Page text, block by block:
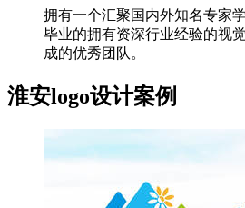
拥有一个汇聚国内外知名专家
毕业的拥有资深行业经验的视
成的优秀团队。
淮安logo设计案例